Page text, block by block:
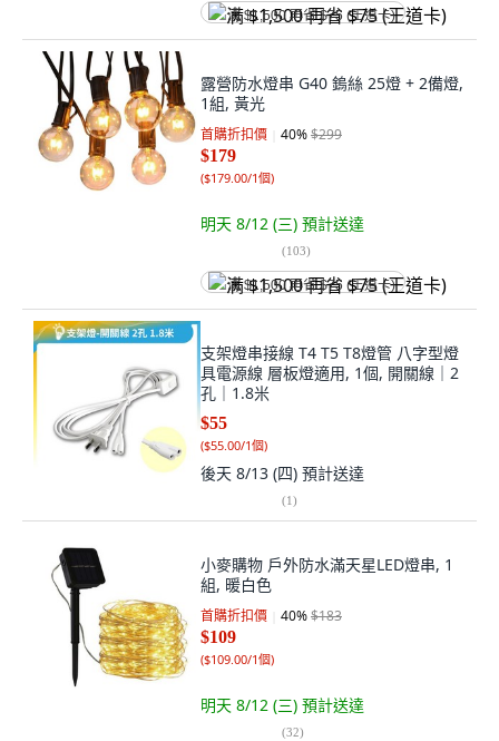
满 $1,500 再省 $75 (王道卡)
露營防水燈串 G40 鎢絲 25燈 + 2備燈,
1組, 黃光
首購折扣價 40%$299
$179
($179.00/1個)
明天 8/12 (三) 預計送達
(103)
满 $1,500 再省 $75 (王道卡)
支架燈串接線 T4 T5 T8燈管 八字型燈
具電源線 層板燈適用, 1個, 開關線｜2
孔｜1.8米
$55
($55.00/1個)
後天 8/13 (四) 預計送達
(1)
小麥購物 戶外防水滿天星LED燈串, 1
組, 暖白色
首購折扣價 40%$183
$109
($109.00/1個)
明天 8/12 (三) 預計送達
(32)